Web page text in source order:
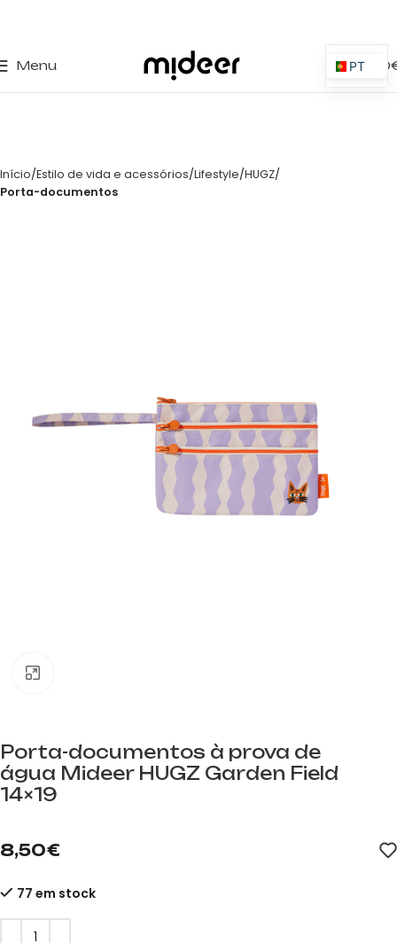
Menu 0,00
Início Estilo de vida e acessórios Lifestyle HUGZ
Porta-documentos
Porta-documentos à prova de
água Mideer HUGZ Garden Field
14×19
8,50€
77 em stock
PT
ES